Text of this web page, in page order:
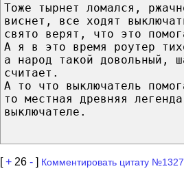
Тоже тырнет ломался,
виснет, все ходят
свято верят, что это
А я в это время роутер
а народ такой довольный,
считает.
А то что выключатель
то местная древняя
выключателе.
[+ 26 - ] Комментировать цитату